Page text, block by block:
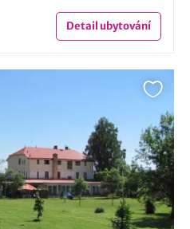
Detailubytování